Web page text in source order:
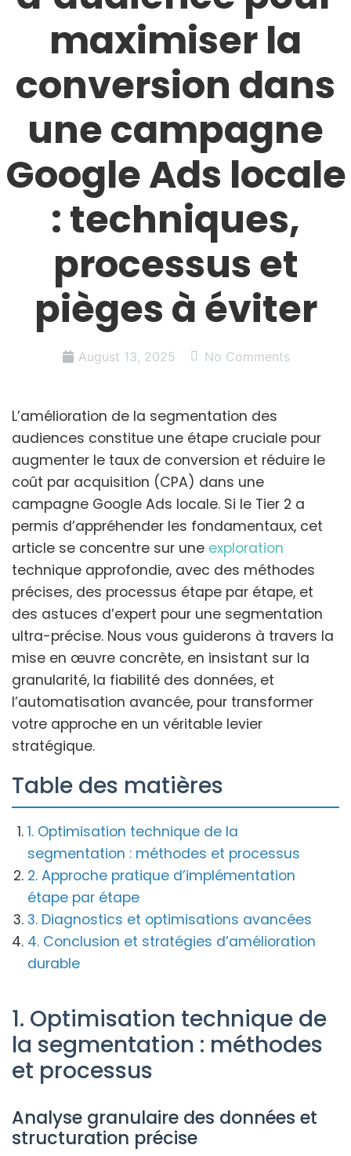
maximiser la
conversion dans
une campagne
Google Ads locale
: techniques,
processus et
pièges à éviter
August 13, 2025 No Comments
L’amélioration de la segmentation des
audiences constitue une étape cruciale pour
augmenter le taux de conversion et réduire le
coût par acquisition (CPA) dans une
campagne Google Ads locale. Si le Tier 2 a
permis d’appréhender les fondamentaux, cet
article se concentre sur une exploration
technique approfondie, avec des méthodes
précises, des processus étape par étape, et
des astuces d’expert pour une segmentation
ultra-précise. Nous vous guiderons à travers la
mise en œuvre concrète, en insistant sur la
granularité, la fiabilité des données, et
l’automatisation avancée, pour transformer
votre approche en un véritable levier
stratégique.
Table des matières
1. Optimisation technique de la
segmentation : méthodes et processus
2. Approche pratique d’implémentation
étape par étape
3. Diagnostics et optimisations avancées
4. Conclusion et stratégies d’amélioration
durable
1. Optimisation technique de
la segmentation : méthodes
et processus
Analyse granulaire des données et
structuration précise